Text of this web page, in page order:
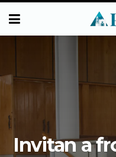
Invitan a